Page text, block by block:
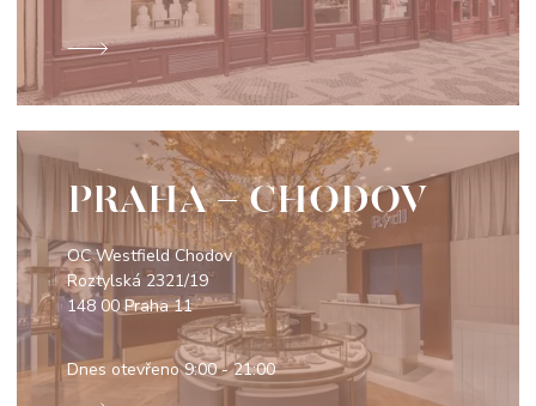
PRAHA - CHODOV
OC Westfield Chodov
Roztylská 2321/19
148 00 Praha 11
Dnes otevřeno9:00 - 21:00